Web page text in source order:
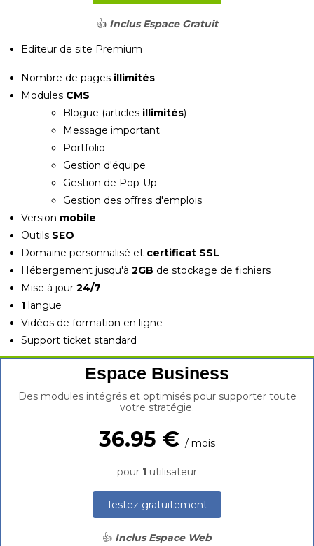
👍 Inclus Espace Gratuit
Editeur de site Premium
Nombre de pages illimités
Modules CMS
Blogue (articles illimités)
Message important
Portfolio
Gestion d'équipe
Gestion de Pop-Up
Gestion des offres d'emplois
Version mobile
Outils SEO
Domaine personnalisé et certificat SSL
Hébergement jusqu'à 2GB de stockage de fichiers
Mise à jour 24/7
1 langue
Vidéos de formation en ligne
Support ticket standard
Espace Business
Des modules intégrés et optimisés pour supporter toute
votre stratégie.
36.95 € / mois
pour 1 utilisateur
Testez gratuitement
👍 Inclus Espace Web